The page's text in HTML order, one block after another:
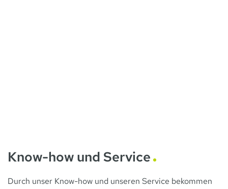
Know-how und Service
Durch unser Know-how und unseren Service bekommen